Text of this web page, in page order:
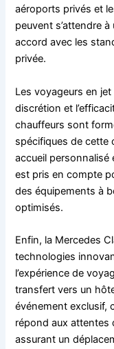
aéroports privés et
peuvent s’attendre
accord avec les
privée.
Les voyageurs en
discrétion et
chauffeurs sont
spécifiques de cette
accueil personnalisé
est pris en compte
des équipements à
optimisés.
Enfin, la Mercedes
technologies
l’expérience de
transfert vers un
événement exclusif,
répond aux attentes
assurant un